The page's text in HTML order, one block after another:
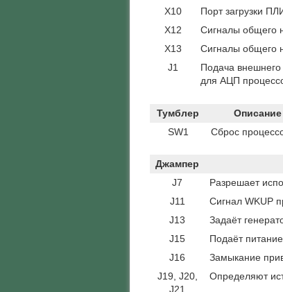
X10
Порт загрузки
X12
Сигналы общего
X13
Сигналы общего
J1
Подача внешнего
для АЦП
Тумблер
Описание
SW1
Сброс
Джампер
J7
Разрешает
J11
Сигнал WKUP
J13
Задаёт
J15
Подаёт
J16
Замыкание
J19, J20,
J21
Определяют